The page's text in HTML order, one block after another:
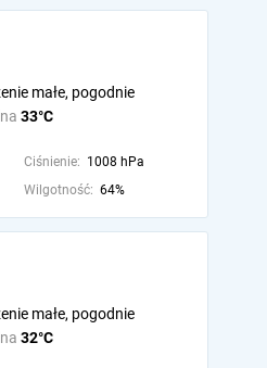
33°C
małe, pogodnie
Ciśnienie: 1008 hPa
Wilgotność: 64%
32°C
małe, pogodnie